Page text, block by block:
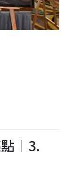
︱3.